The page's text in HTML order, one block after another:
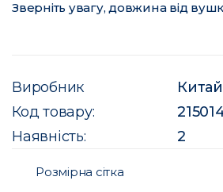
Зверніть увагу, довжина від
Виробник
Китай
Код товару:
Наявність:
2
Розмірна сітка